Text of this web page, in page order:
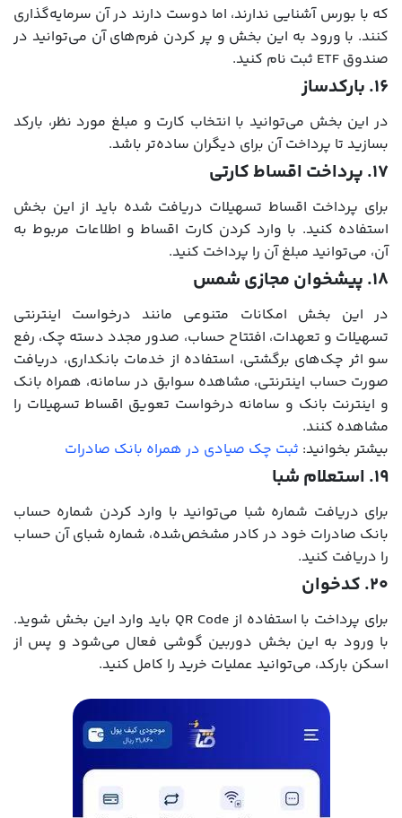
که با بورس آشنایی ندارند، اما دوست دارند در آن سرمایه‌گذاری
کنند. با ورود به این بخش و پر کردن فرم‌های آن می‌توانید در
صندوق ETF ثبت نام کنید.
۱۶. بارکدساز
در این بخش می‌توانید با انتخاب کارت و مبلغ مورد نظر، بارکد
بسازید تا پرداخت آن برای دیگران ساده‌تر باشد.
۱۷. پرداخت اقساط کارتی
برای پرداخت اقساط تسهیلات دریافت شده باید از این بخش
استفاده کنید. با وارد کردن کارت اقساط و اطلاعات مربوط به
آن، می‌توانید مبلغ آن را پرداخت کنید.
۱۸. پیشخوان مجازی شمس
در این بخش امکانات متنوعی مانند درخواست اینترنتی
تسهیلات و تعهدات، افتتاح حساب، صدور مجدد دسته چک، رفع
سو اثر چک‌های برگشتی، استفاده از خدمات بانکداری، دریافت
صورت حساب اینترنتی، مشاهده سوابق در سامانه، همراه بانک
و اینترنت بانک و سامانه درخواست تعویق اقساط تسهیلات را
مشاهده کنند.
بیشتر بخوانید: ثبت چک صیادی در همراه بانک صادرات
۱۹. استعلام شبا
برای دریافت شماره شبا می‌توانید با وارد کردن شماره حساب
بانک صادرات خود در کادر مشخص‌شده، شماره شبای آن حساب
را دریافت کنید.
۲۰. کدخوان
برای پرداخت با استفاده از QR Code باید وارد این بخش شوید.
با ورود به این بخش دوربین گوشی فعال می‌شود و پس از
اسکن بارکد، می‌توانید عملیات خرید را کامل کنید.